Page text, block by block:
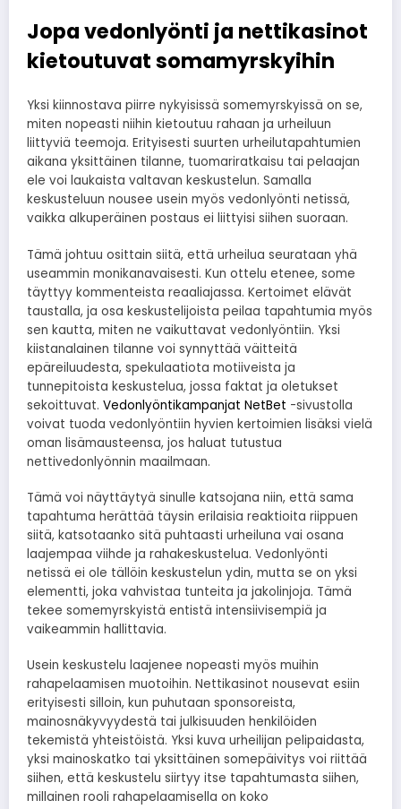
Jopa vedonlyönti ja nettikasinot
kietoutuvat somamyrskyihin
Yksi kiinnostava piirre nykyisissä somemyrskyissä on se,
miten nopeasti niihin kietoutuu rahaan ja urheiluun
liittyviä teemoja. Erityisesti suurten urheilutapahtumien
aikana yksittäinen tilanne, tuomariratkaisu tai pelaajan
ele voi laukaista valtavan keskustelun. Samalla
keskusteluun nousee usein myös vedonlyönti netissä,
vaikka alkuperäinen postaus ei liittyisi siihen suoraan.
Tämä johtuu osittain siitä, että urheilua seurataan yhä
useammin monikanavaisesti. Kun ottelu etenee, some
täyttyy kommenteista reaaliajassa. Kertoimet elävät
taustalla, ja osa keskustelijoista peilaa tapahtumia myös
sen kautta, miten ne vaikuttavat vedonlyöntiin. Yksi
kiistanalainen tilanne voi synnyttää väitteitä
epäreiluudesta, spekulaatiota motiiveista ja
tunnepitoista keskustelua, jossa faktat ja oletukset
sekoittuvat. Vedonlyöntikampanjat NetBet -sivustolla
voivat tuoda vedonlyöntiin hyvien kertoimien lisäksi vielä
oman lisämausteensa, jos haluat tutustua
nettivedonlyönnin maailmaan.
Tämä voi näyttäytyä sinulle katsojana niin, että sama
tapahtuma herättää täysin erilaisia reaktioita riippuen
siitä, katsotaanko sitä puhtaasti urheiluna vai osana
laajempaa viihde ja rahakeskustelua. Vedonlyönti
netissä ei ole tällöin keskustelun ydin, mutta se on yksi
elementti, joka vahvistaa tunteita ja jakolinjoja. Tämä
tekee somemyrskyistä entistä intensiivisempiä ja
vaikeammin hallittavia.
Usein keskustelu laajenee nopeasti myös muihin
rahapelaamisen muotoihin. Nettikasinot nousevat esiin
erityisesti silloin, kun puhutaan sponsoreista,
mainosnäkyvyydestä tai julkisuuden henkilöiden
tekemistä yhteistöistä. Yksi kuva urheilijan pelipaidasta,
yksi mainoskatko tai yksittäinen somepäivitys voi riittää
siihen, että keskustelu siirtyy itse tapahtumasta siihen,
millainen rooli rahapelaamisella on koko